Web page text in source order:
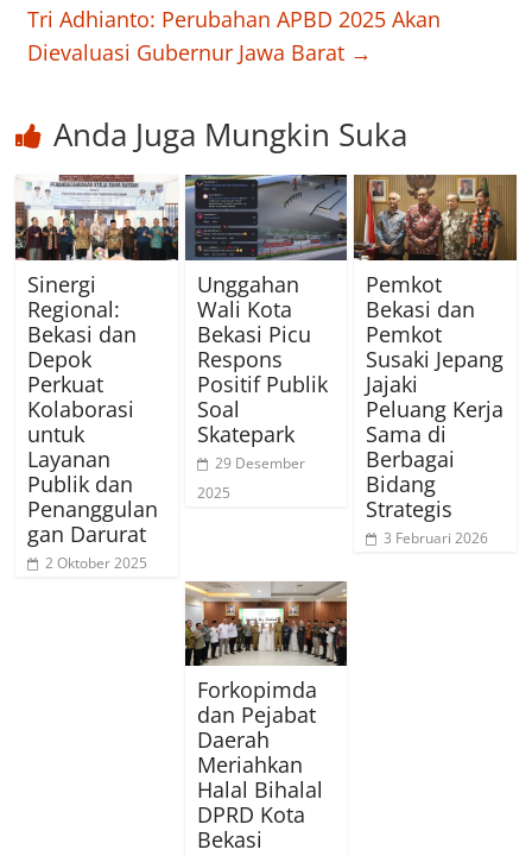
Tri Adhianto: Perubahan APBD 2025 Akan
Dievaluasi Gubernur Jawa Barat →
Anda Juga Mungkin Suka
Sinergi
Regional:
Bekasi dan
Depok
Perkuat
Kolaborasi
untuk
Layanan
Publik dan
Penanggulan
gan Darurat
2 Oktober 2025
Unggahan
Wali Kota
Bekasi Picu
Respons
Positif Publik
Soal
Skatepark
29 Desember
2025
Pemkot
Bekasi dan
Pemkot
Susaki Jepang
Jajaki
Peluang Kerja
Sama di
Berbagai
Bidang
Strategis
3 Februari 2026
Forkopimda
dan Pejabat
Daerah
Meriahkan
Halal Bihalal
DPRD Kota
Bekasi